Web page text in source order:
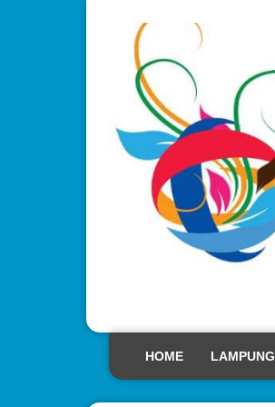
HOME LAMPUNG